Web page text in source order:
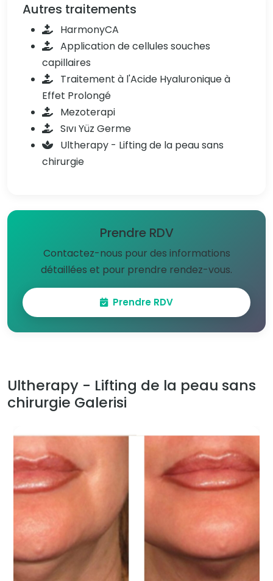
Autres traitements
HarmonyCA
Application de cellules souches
capillaires
Traitement à l'Acide Hyaluronique à
Effet Prolongé
Mezoterapi
Sıvı Yüz Germe
Ultherapy - Lifting de la peau sans
chirurgie
Prendre RDV
Contactez-nous pour des informations
détaillées et pour prendre rendez-vous.
Prendre RDV
Ultherapy - Lifting de la peau sans
chirurgie Galerisi